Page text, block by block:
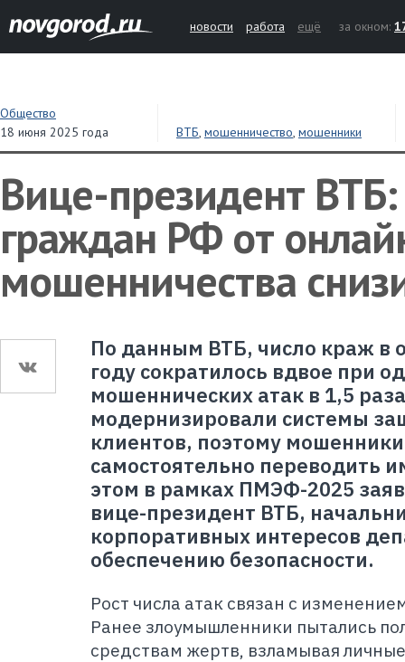
новости работа ещё за окном:
Общество
18 июня 2025 года
ВТБ, мошенничество, мошенники
Вице-президент
граждан РФ от
мошенничества
По данным ВТБ, число краж в
году сократилось вдвое при
мошеннических атак в 1,5
модернизировали системы
клиентов, поэтому
самостоятельно переводить
этом в рамках ПМЭФ-2025
вице-президент ВТБ,
корпоративных интересов
обеспечению безопасности.
Рост числа атак связан с
Ранее злоумышленники пытались
средствам жертв, взламывая